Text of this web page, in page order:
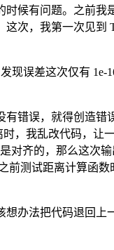
候有问题。之前我
次，我第一次见到
现误差这次仅有 1e-
错误，就得创造错
，我乱改代码，让
对齐的，那么这次
前测试距离计算函
办法把代码退回上